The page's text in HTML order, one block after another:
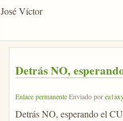
José Víctor
Detrás NO,
Enlace permanenteEnviado por
Detrás NO, esperando el